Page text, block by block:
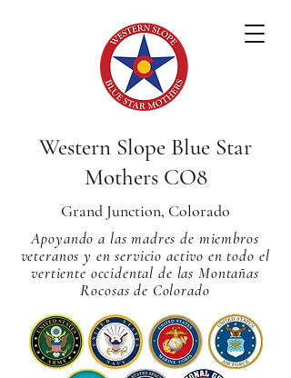
Western Slope Blue Star
Mothers CO8
Grand Junction, Colorado
Apoyando a las madres de miembros
veteranos y en servicio activo en todo el
vertiente occidental de las Montañas
Rocosas de Colorado